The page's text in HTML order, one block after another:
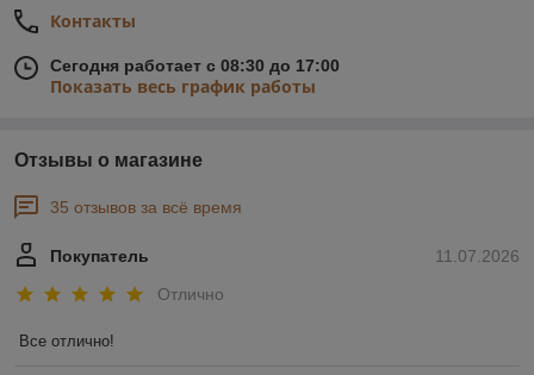
Контакты
Сегодня работает с 08:30 до 17:00
Показать весь график работы
Отзывы о магазине
35 отзывов за всё время
11.07.2026
Покупатель
Отлично
Все отлично!